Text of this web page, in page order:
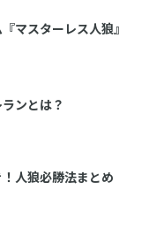
マスターレス人狼』
ンとは？
人狼必勝法まとめ